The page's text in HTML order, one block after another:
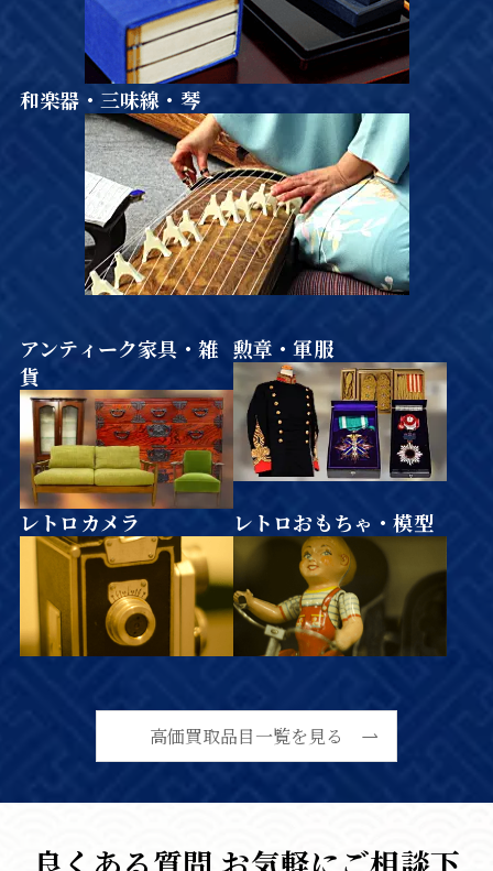
和楽器・三味線・琴
アンティーク家具・雑
貨
勲章・軍服
レトロカメラ レトロおもちゃ・模型
高価買取品目一覧を見る